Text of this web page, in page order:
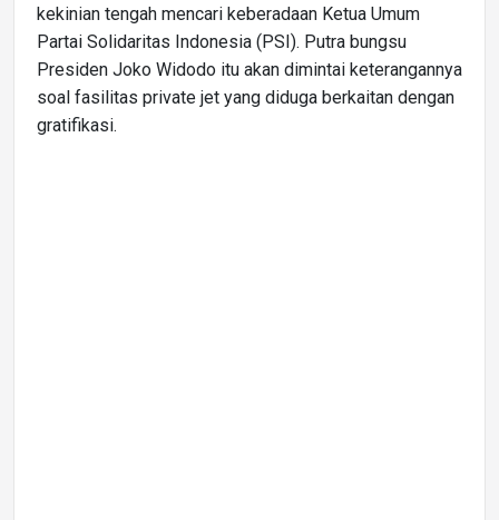
kekinian tengah mencari keberadaan Ketua Umum
Partai Solidaritas Indonesia (PSI). Putra bungsu
Presiden Joko Widodo itu akan dimintai keterangannya
soal fasilitas private jet yang diduga berkaitan dengan
gratifikasi.